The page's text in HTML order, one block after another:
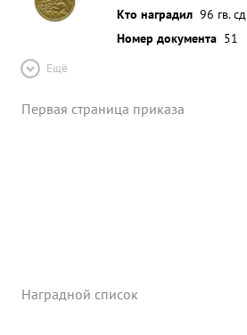
Кто наградил 96 гв. сд
Номер документа 51
Ещё
Первая страница приказа
Наградной список